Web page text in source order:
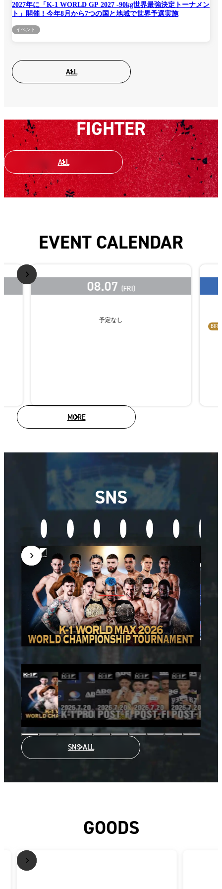
2027年に「K-1 WORLD GP 2027 -90kg世界最強決定トーナメン
ト」開催！今年8月から7つの国と地域で世界予選実施
イベント
ALL
FIGHTER
ALL
EVENT CALENDAR
08.07 (FRI)
予定なし
MORECALENDARS
SNS
follow
SNS ALL
GOODS